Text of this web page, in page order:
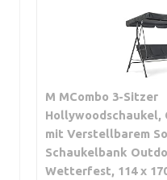
M MCombo 3-Sitzer
Hollywoodschaukel,
mit Verstellbarem
Schaukelbank
Wetterfest, 114 x